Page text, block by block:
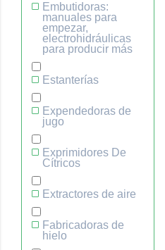
Embutidoras:
manuales para
empezar,
electrohidráulicas
para producir más
Estanterías
Expendedoras de
jugo
Exprimidores De
Cítricos
Extractores de aire
Fabricadoras de
hielo